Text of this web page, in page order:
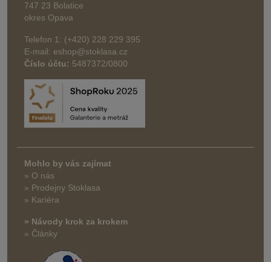
747 23 Bolatice
okres Opava
Telefon 1: (+420) 228 229 395
E-mail: eshop@stoklasa.cz
Číslo účtu: 5487372/0800
Mohlo by vás zajímat
» O nás
» Prodejny Stoklasa
» Kariéra
» Návody krok za krokem
» Články